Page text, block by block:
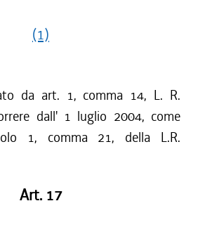
(1)
da art. 1, comma 14, L. R.
dall' 1 luglio 2004, come
1, comma 21, della L.R.
Art. 17